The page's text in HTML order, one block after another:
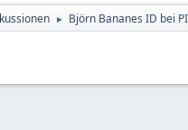
► Björn Bananes ID bei